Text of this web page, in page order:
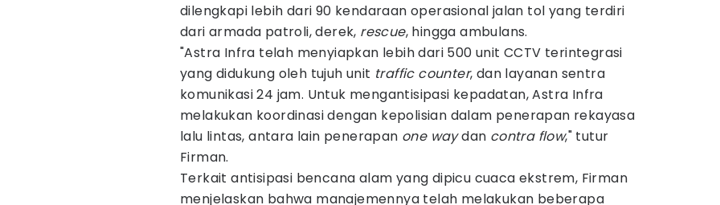
dilengkapi lebih dari 90 kendaraan operasional jalan tol yang terdiri
dari armada patroli, derek, rescue, hingga ambulans.
"Astra Infra telah menyiapkan lebih dari 500 unit CCTV terintegrasi
yang didukung oleh tujuh unit traffic counter, dan layanan sentra
komunikasi 24 jam. Untuk mengantisipasi kepadatan, Astra Infra
melakukan koordinasi dengan kepolisian dalam penerapan rekayasa
lalu lintas, antara lain penerapan one waydan contra flow," tutur
Firman.
Terkait antisipasi bencana alam yang dipicu cuaca ekstrem, Firman
menjelaskan bahwa manajemennya telah melakukan beberapa